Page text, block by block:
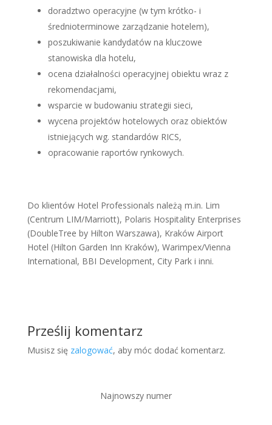
doradztwo operacyjne (w tym krótko- i
średnioterminowe zarządzanie hotelem),
poszukiwanie kandydatów na kluczowe
stanowiska dla hotelu,
ocena działalności operacyjnej obiektu wraz z
rekomendacjami,
wsparcie w budowaniu strategii sieci,
wycena projektów hotelowych oraz obiektów
istniejących wg. standardów RICS,
opracowanie raportów rynkowych.
Do klientów Hotel Professionals należą m.in. Lim
(Centrum LIM/Marriott), Polaris Hospitality Enterprises
(DoubleTree by Hilton Warszawa), Kraków Airport
Hotel (Hilton Garden Inn Kraków), Warimpex/Vienna
International, BBI Development, City Park i inni.
Prześlij komentarz
Musisz się zalogować, aby móc dodać komentarz.
Najnowszy numer